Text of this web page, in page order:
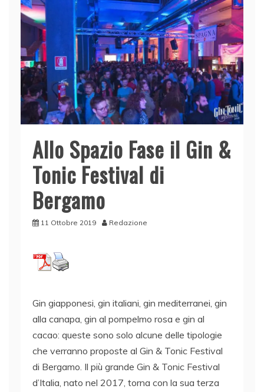
Allo Spazio Fase il Gin &
Tonic Festival di
Bergamo
11 Ottobre 2019 Redazione
Gin giapponesi, gin italiani, gin mediterranei, gin
alla canapa, gin al pompelmo rosa e gin al
cacao: queste sono solo alcune delle tipologie
che verranno proposte al Gin & Tonic Festival
di Bergamo. Il più grande Gin & Tonic Festival
d’Italia, nato nel 2017, torna con la sua terza